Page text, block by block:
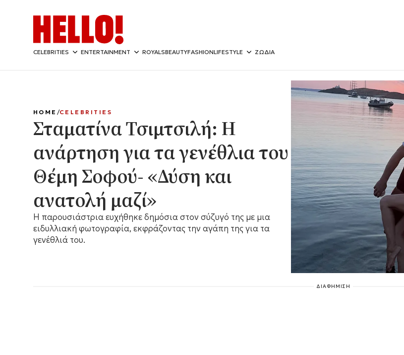
CELEBRITIES ENTERTAINMENT ROYALSBEAUTYFASHIONLIFESTYLE ΖΩΔΙΑ
HOME CELEBRITIES
Σταματίνα Τσιμτσιλή: H
ανάρτηση για τα γενέθλια του
Θέμη Σοφού- «Δύση και
ανατολή μαζί»
Η παρουσιάστρια ευχήθηκε δημόσια στον σύζυγό της με μια
ειδυλλιακή φωτογραφία, εκφράζοντας την αγάπη της για τα
γενέθλιά του.
ΔΙΑΦΗΜΙΣΗ